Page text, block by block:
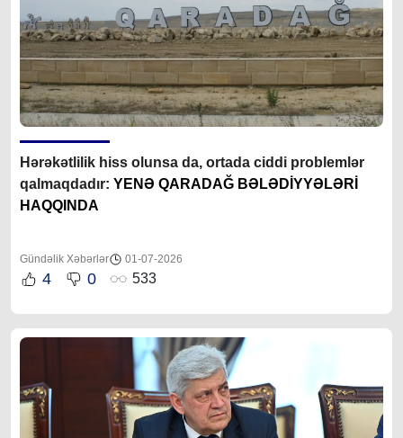
Hərəkətlilik hiss olunsa da, ortada ciddi problemlər
qalmaqdadır: YENƏ QARADAĞ BƏLƏDİYYƏLƏRİ
HAQQINDA
Gündəlik Xəbərlər 01-07-2026
4 0 533